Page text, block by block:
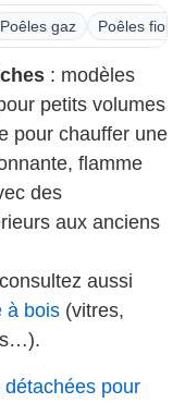
Poêles gaz Poêles fioul
: modèles
petits volumes
pour chauffer une
flamme
des
aux anciens
aussi
à bois (vitres,
détachées pour